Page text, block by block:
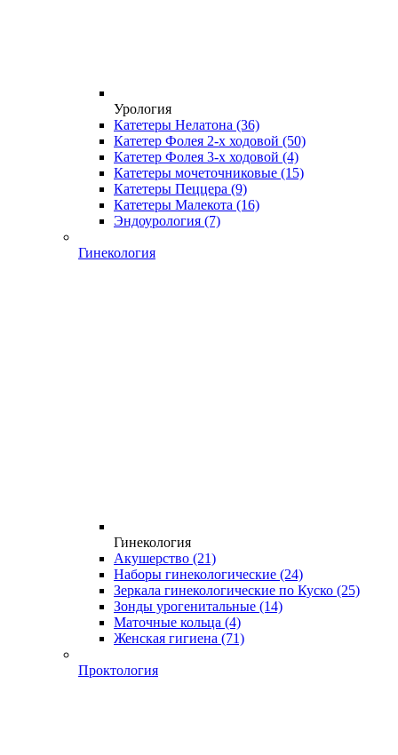
Урология
Катетеры Нелатона (36)
Катетер Фолея 2-х ходовой (50)
Катетер Фолея 3-х ходовой (4)
Катетеры мочеточниковые (15)
Катетеры Пеццера (9)
Катетеры Малекота (16)
Эндоурология (7)
Гинекология
Гинекология
Акушерство (21)
Наборы гинекологические (24)
Зеркала гинекологические по Куско (25)
Зонды урогенитальные (14)
Маточные кольца (4)
Женская гигиена (71)
Проктология